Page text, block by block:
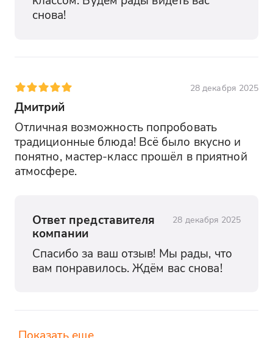
снова!
28 декабря 2025
Дмитрий
Отличная возможность попробовать
традиционные блюда! Всё было вкусно и
понятно, мастер-класс прошёл в приятной
атмосфере.
Ответ представителя
компании
28 декабря 2025
Спасибо за ваш отзыв! Мы рады, что
вам понравилось. Ждём вас снова!
Показать еще